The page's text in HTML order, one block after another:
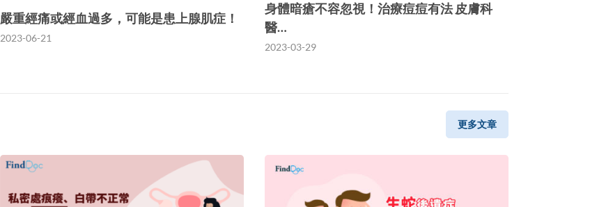
嚴重經痛或經血過多，可能是患上腺肌症！
2023-06-21
身體暗瘡不容忽視！治療痘痘有法 皮膚科
醫…
2023-03-29
更多文章